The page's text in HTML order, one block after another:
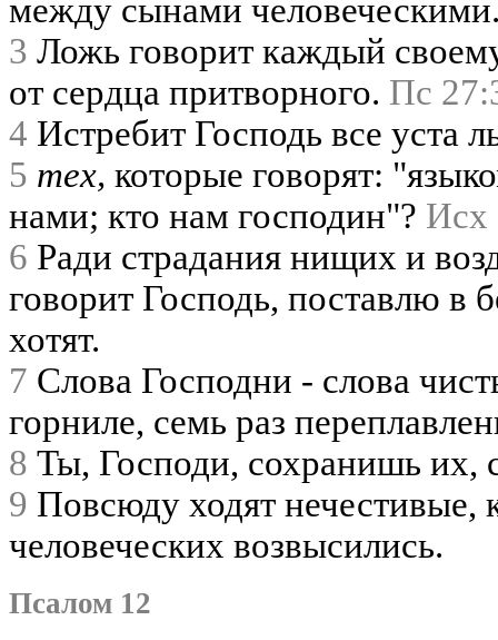
между сынами
3 Ложь говорит каждый
от сердца притворного. Пс
4 Истребит Господь все уста
5 тех, которые говорят:
нами; кто нам господин"? Исх
6 Ради страдания нищих и
говорит Господь, поставлю в
хотят.
7 Слова Господни - слова
горниле, семь раз
8 Ты, Господи, сохранишь их,
9 Повсюду ходят нечестивые,
человеческих возвысились.
Псалом 12